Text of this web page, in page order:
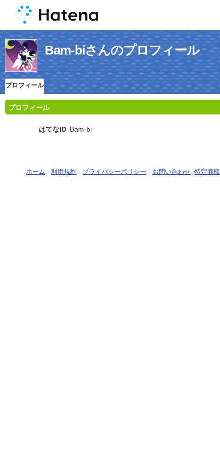
Bam-biさんのプロフィール
プロフィール
プロフィール
はてなID Bam-bi
ホーム - 利用規約 - プライバシーポリシー - お問い合わせ- 特定商